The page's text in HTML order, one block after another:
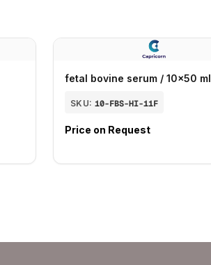
fetal bovine serum / 10x50 ml
SKU: 10-FBS-HI-11F
Price on Request